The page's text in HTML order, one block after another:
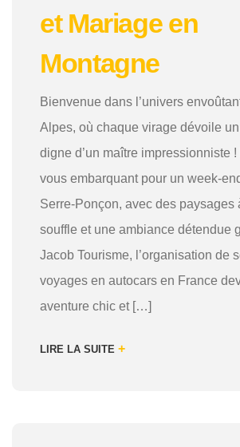
et Mariage en
Montagne
Bienvenue dans l’univers
Alpes, où chaque virage dévoile
digne d’un maître impressionniste
vous embarquant pour un week-
Serre-Ponçon, avec des paysages
souffle et une ambiance détendue
Jacob Tourisme, l’organisation de
voyages en autocars en France
aventure chic et […]
LIRE LA SUITE +